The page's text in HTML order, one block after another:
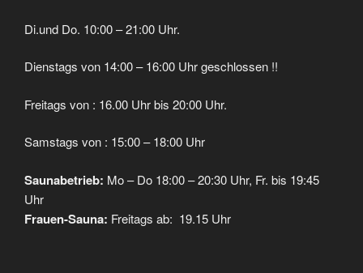
Di.und Do. 10:00 – 21:00 Uhr.
Dienstags von 14:00 – 16:00 Uhr geschlossen !!
Freitags von : 16.00 Uhr bis 20:00 Uhr.
Samstags von : 15:00 – 18:00 Uhr
Saunabetrieb: Mo – Do 18:00 – 20:30 Uhr, Fr. bis 19:45
Uhr
Frauen-Sauna: Freitags ab: 19.15 Uhr